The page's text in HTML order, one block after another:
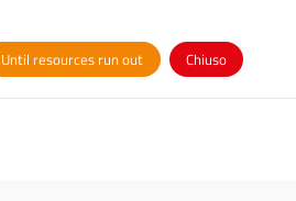
Until resources run out Chiuso